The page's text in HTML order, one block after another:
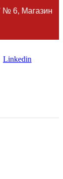
№ 6, Магазин
Linkedin